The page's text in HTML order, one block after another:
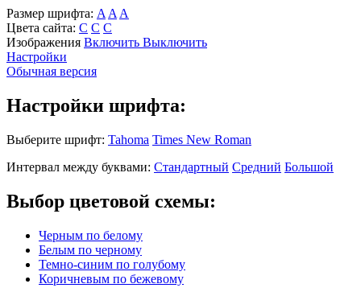
Размер шрифта: A A A
Цвета сайта: С С С
Изображения Включить Выключить
Настройки
Обычная версия
Настройки шрифта:
Выберите шрифт: Tahoma Times New Roman
Интервал между буквами: Стандартный Средний Большой
Выбор цветовой схемы:
Черным по белому
Белым по черному
Темно-синим по голубому
Коричневым по бежевому